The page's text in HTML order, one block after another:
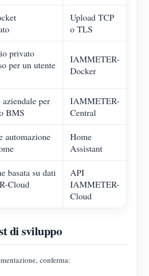
Upload TCP
o TLS
privato
per un utente
IAMMETER-
Docker
per
BMS
IAMMETER-
Central
automazione
Home
Assistant
basata su dati
Cloud
API
IAMMETER-
Cloud
di sviluppo
conferma: